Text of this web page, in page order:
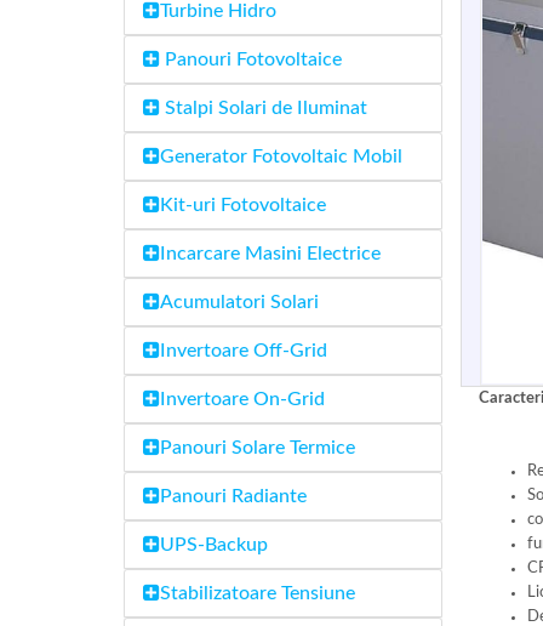
Turbine Hidro
Panouri Fotovoltaice
Stalpi Solari de Iluminat
Generator Fotovoltaic Mobil
Kit-uri Fotovoltaice
Incarcare Masini Electrice
Acumulatori Solari
Invertoare Off-Grid
Invertoare On-Grid
Panouri Solare Termice
Panouri Radiante
UPS-Backup
Stabilizatoare Tensiune